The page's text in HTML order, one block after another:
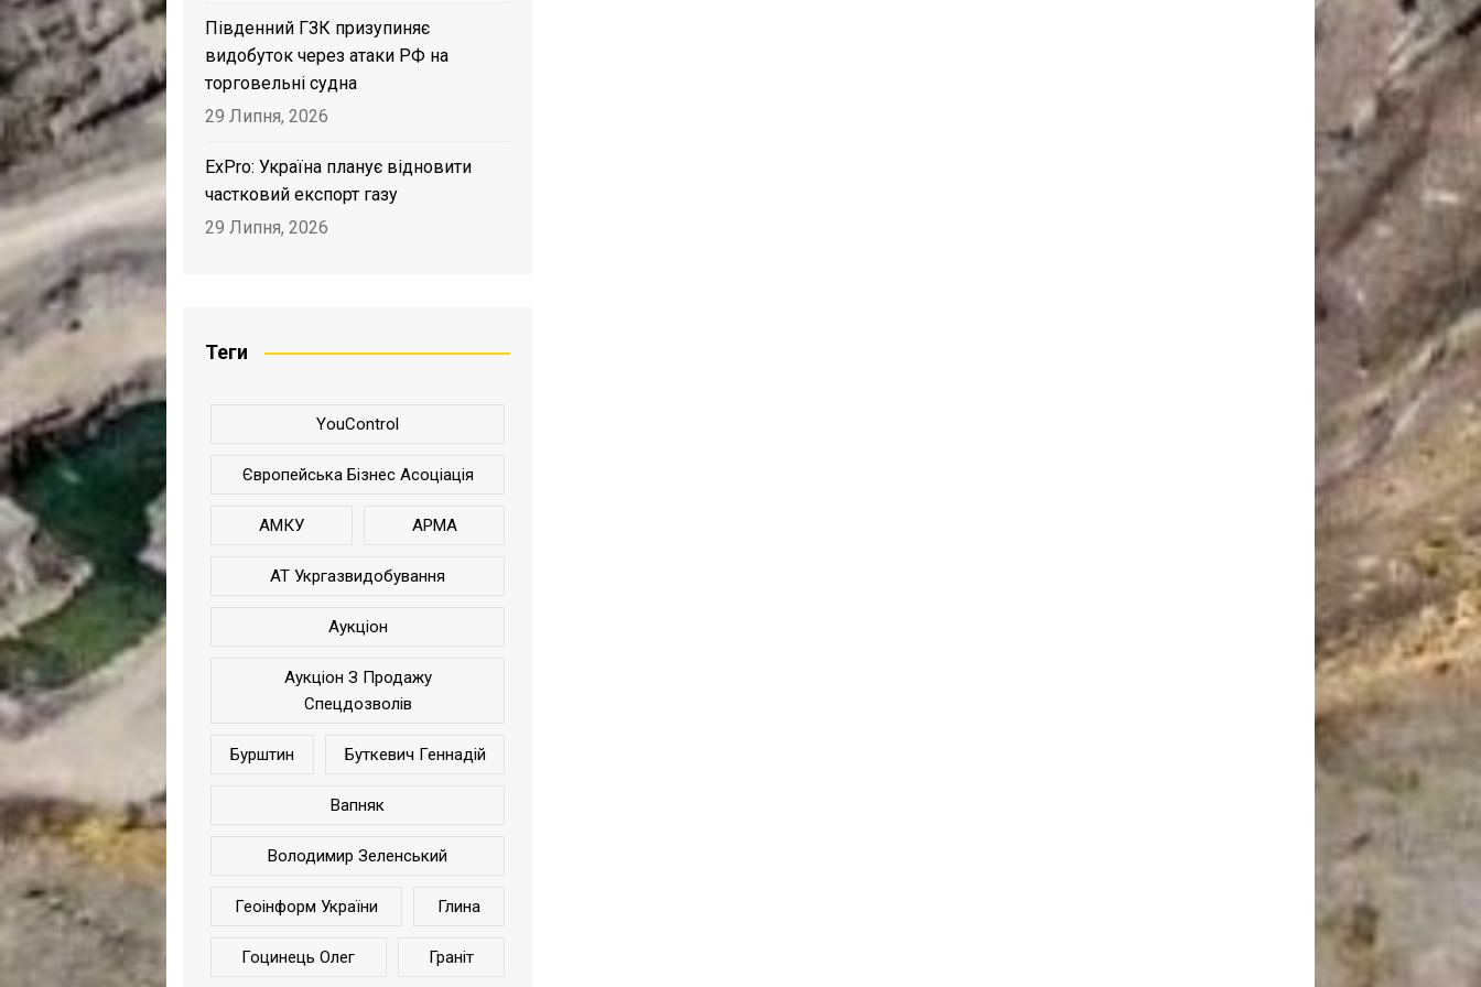
Південний ГЗК призупиняє
видобуток через атаки РФ на
торговельні судна
29 Липня, 2026
ExPro: Україна планує відновити
частковий експорт газу
29 Липня, 2026
Теги
YouControl
Європейська Бізнес Асоціація
АМКУ АРМА
АТ Укргазвидобування
Аукціон
Аукціон З Продажу
Спецдозволів
Бурштин Буткевич Геннадій
Вапняк
Володимир Зеленський
Геоінформ України Глина
Гоцинець Олег Граніт